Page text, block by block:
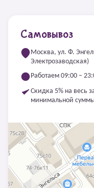
Самовывоз
Москва, ул. Ф.
Электрозаводская)
Работаем 09:00 –
Скидка 5% на весь
минимальной